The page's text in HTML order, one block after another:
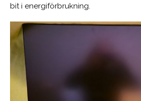
bit i energiförbrukning.